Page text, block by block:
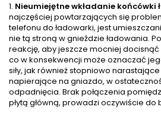
1. Nieumiejętne wkładanie końcówki
najczęściej powtarzających się
telefonu do ładowarki, jest
nie tą stroną w gnieździe ładowania.
reakcję, aby jeszcze mocniej
co w konsekwencji może oznaczać
siły, jak również stopniowo narastające
napierające na gniazdo, w
odpadnięcia. Brak połączenia
płytą główną, prowadzi oczywiście do